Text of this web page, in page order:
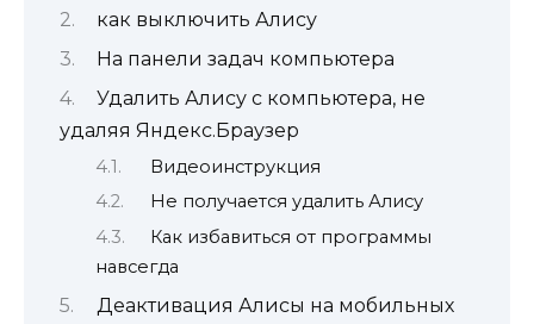
как выключить Алису
На панели задач компьютера
Удалить Алису с компьютера, не
удаляя Яндекс.Браузер
Видеоинструкция
Не получается удалить Алису
Как избавиться от программы
навсегда
Деактивация Алисы на мобильных